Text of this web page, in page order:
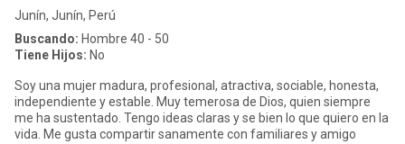
Junín, Junín, Perú
Buscando: Hombre 40 - 50
Tiene Hijos: No
Soy una mujer madura, profesional, atractiva, sociable, honesta,
independiente y estable. Muy temerosa de Dios, quien siempre
me ha sustentado. Tengo ideas claras y se bien lo que quiero en la
vida. Me gusta compartir sanamente con familiares y amigo